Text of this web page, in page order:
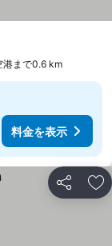
港まで0.6 km
料金を表示
シェア お